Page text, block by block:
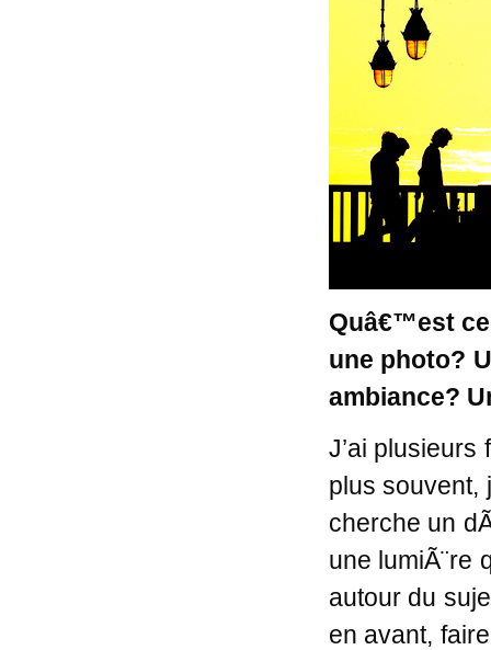
Quâ€™est
une photo?
ambiance?
J’ai plusieurs
plus souvent,
cherche un
une lumiÃ¨re
autour du
en avant,